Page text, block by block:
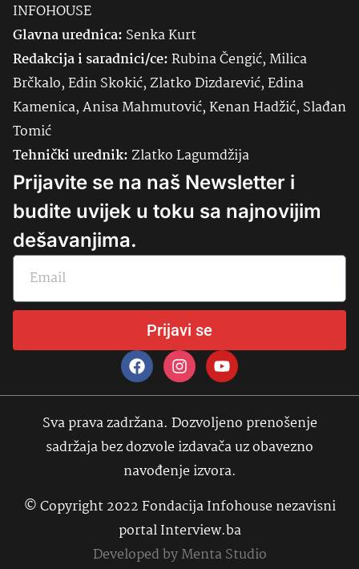
INFOHOUSE
Glavna urednica: SenkaKurt
Redakcija i saradnici/ce:Rubina Čengić, Milica
Brčkalo, Edin Skokić, Zlatko Dizdarević, Edina
Kamenica, Anisa Mahmutović, Kenan Hadžić, Slađan
Tomić
Tehnički urednik:Zlatko Lagumdžija
Prijavite se na naš Newsletter i
budite uvijek u toku sa najnovijim
dešavanjima.
Prijavi se
Sva prava zadržana. Dozvoljeno prenošenje
sadržaja bez dozvole izdavača uz obavezno
navođenje izvora.
© Copyright 2022 Fondacija Infohouse nezavisni
portal Interview.ba
Developed byMenta Studio